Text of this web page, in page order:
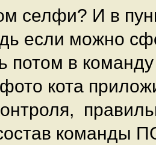
селфи? И в
если можно
потом в
кота
команды